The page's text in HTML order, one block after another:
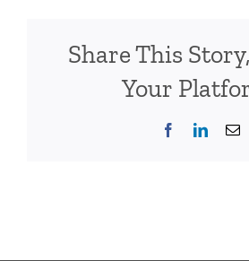
Share This
Your
Facebook